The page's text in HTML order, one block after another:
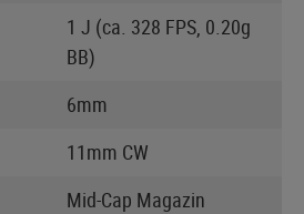
1 J (ca. 328 FPS, 0.20g
BB)
6mm
11mm CW
Mid-Cap Magazin